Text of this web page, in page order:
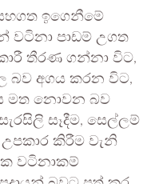
ඉගෙනීමේ
පාඩම් උගත
තීරණ ගන්නා විට,
බව අගය කරන විට,
මත නොවන බව
සෑදීම, සෙල්ලම්
කිරීම වැනි
වටිනාකම්